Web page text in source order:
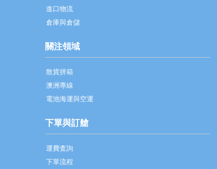
進口物流
倉庫與倉儲
關注領域
散貨拼箱
澳洲專線
電池海運與空運
下單與訂艙
運費査詢
下單流程